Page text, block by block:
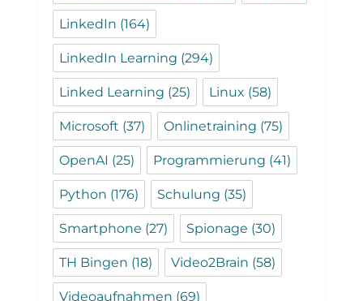
LinkedIn (164)
LinkedIn Learning (294)
Linked Learning (25) Linux (58)
Microsoft (37) Onlinetraining (75)
OpenAI (25) Programmierung (41)
Python (176) Schulung (35)
Smartphone (27) Spionage (30)
TH Bingen (18) Video2Brain (58)
Videoaufnahmen (69)